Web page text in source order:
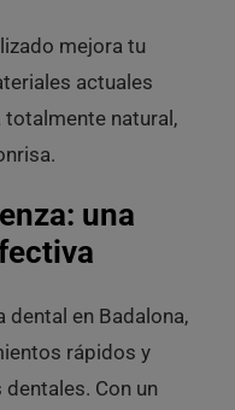
mejora tu
actuales
natural,
una
dental en Badalona,
rápidos y
Con un